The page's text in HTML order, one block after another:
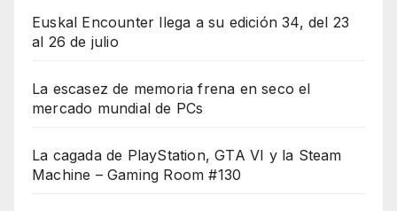
Euskal Encounter llega a su edición 34, del 23
al 26 de julio
La escasez de memoria frena en seco el
mercado mundial de PCs
La cagada de PlayStation, GTA VI y la Steam
Machine – Gaming Room #130